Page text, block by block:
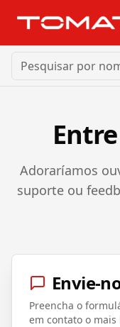
Adoraríamos
suporte ou
Envie-
Preencha o
em contato o mais